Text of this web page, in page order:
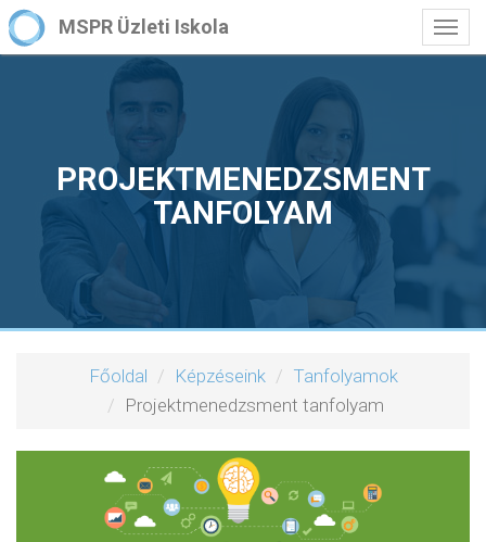
MSPR Üzleti Iskola
PROJEKTMENEDZSMENT
TANFOLYAM
Főoldal Képzéseink
Tanfolyamok
Projektmenedzsment tanfolyam